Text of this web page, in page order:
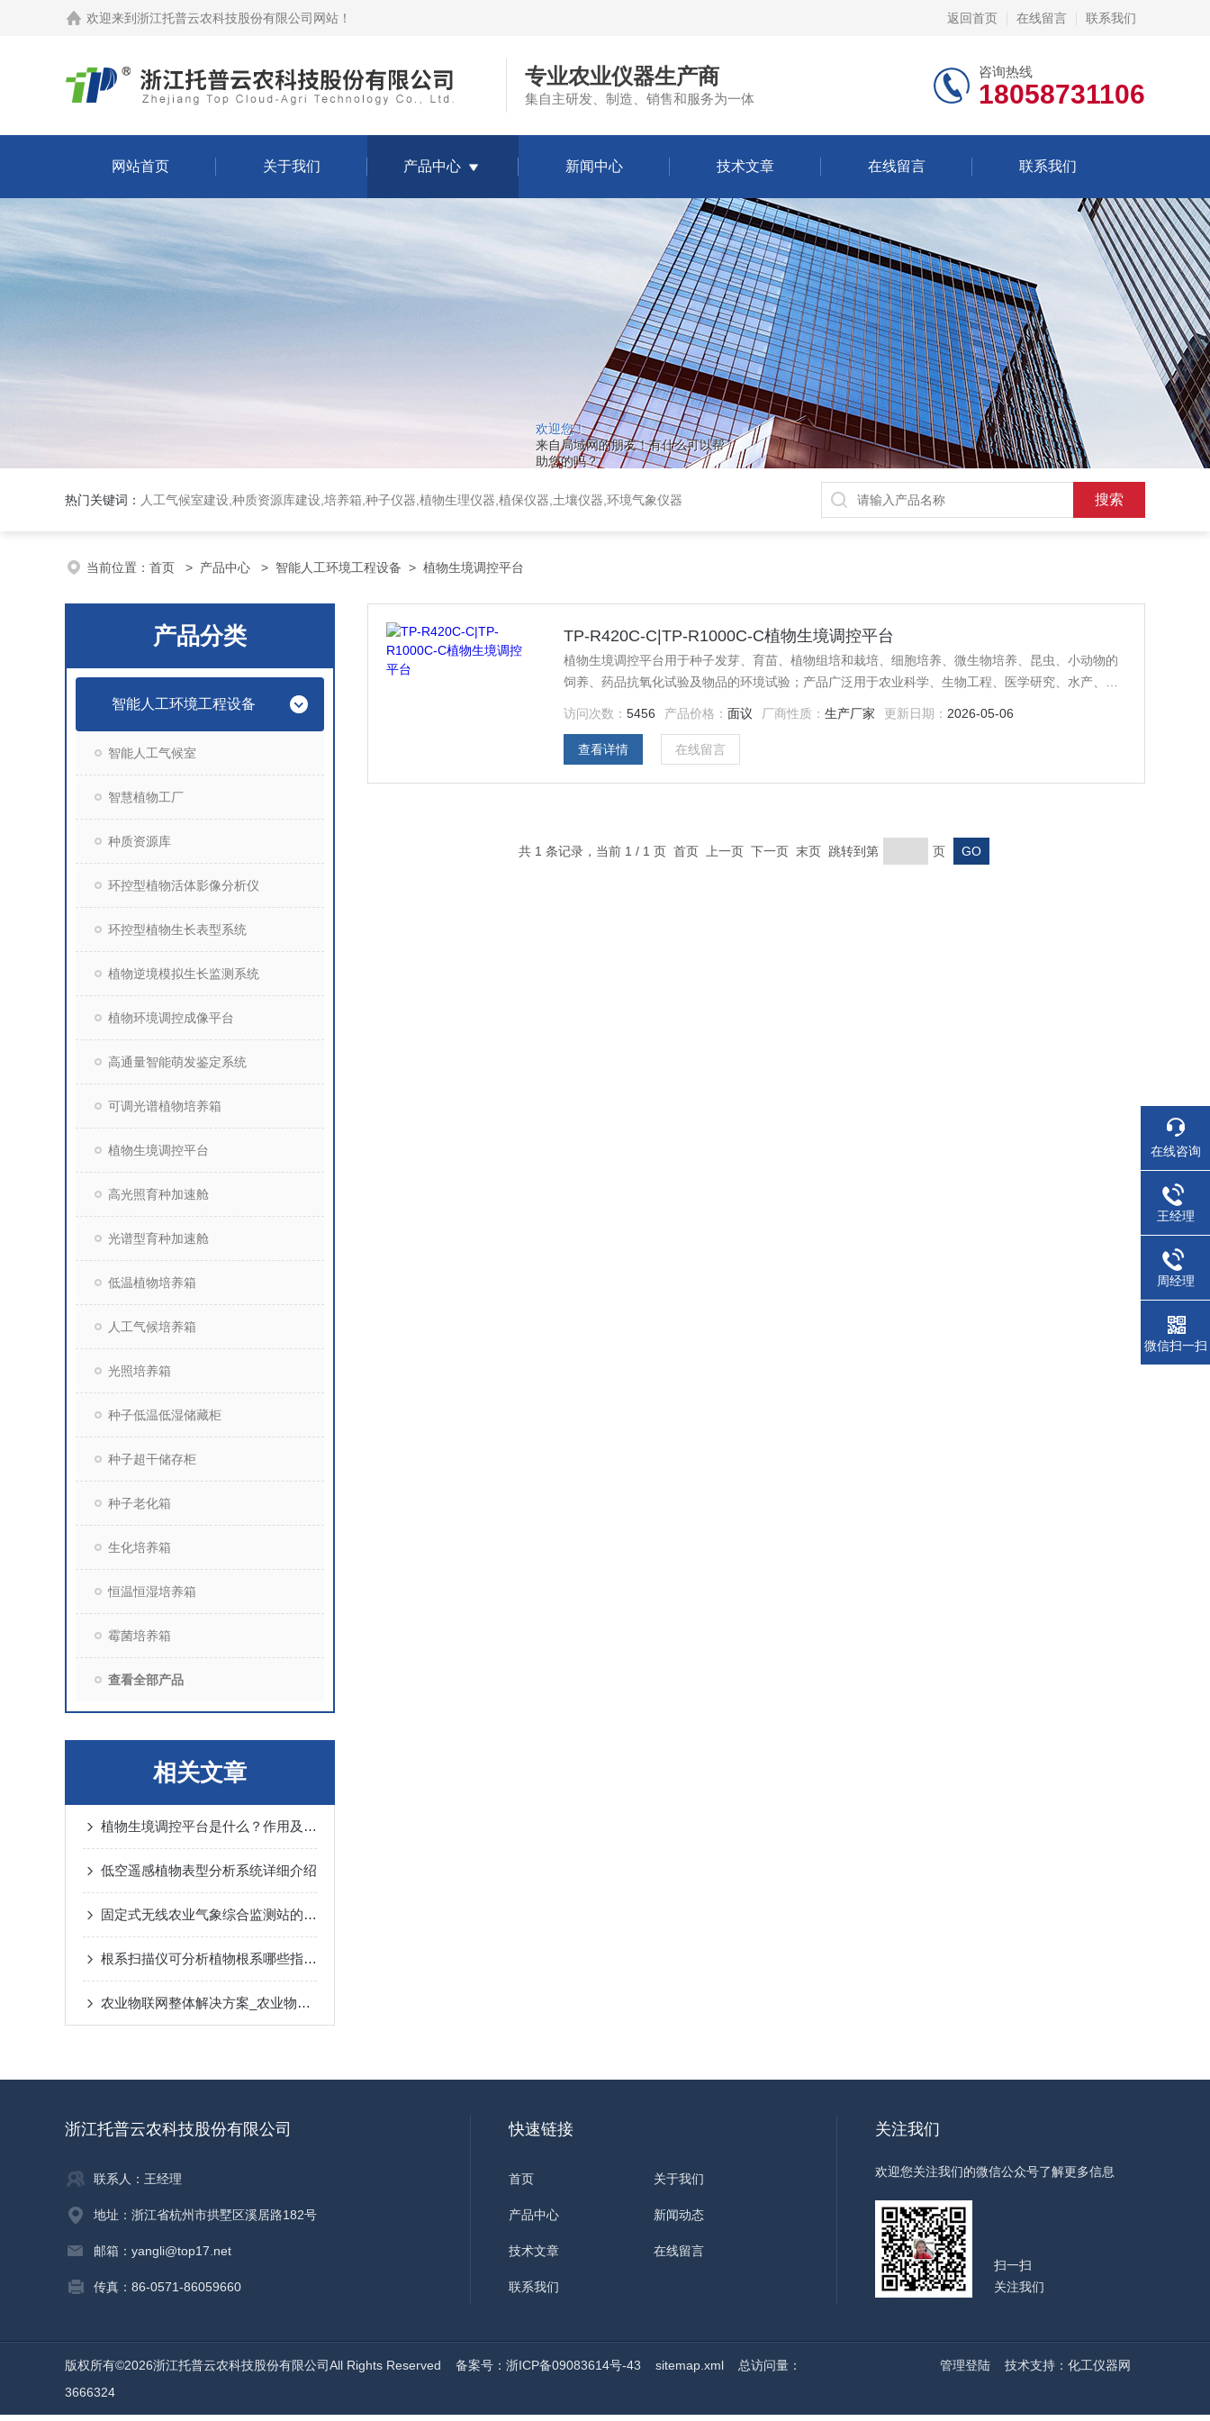
欢迎您！
来自局域网的朋友！有什么可以帮
助您的吗？
欢迎来到 浙江托普云农科技股份有限公司网站 ！ 返回首页 在线留言 联系我们
专业农业仪器生产商
集自主研发、制造、销售和服务为一体
咨询热线
18058731106
网站首页 关于我们 产品中心 新闻中心 技术文章 在线留言 联系我们
热门关键词： 人工气候室建设,种质资源库建设,培养箱,种子仪器,植物生理仪器,植保仪器,土壤仪器,环境气象仪器
当前位置： 首页 > 产品中心 > 智能人工环境工程设备 > 植物生境调控平台
产品分类
智能人工环境工程设备
智能人工气候室
智慧植物工厂
种质资源库
环控型植物活体影像分析仪
环控型植物生长表型系统
植物逆境模拟生长监测系统
植物环境调控成像平台
高通量智能萌发鉴定系统
可调光谱植物培养箱
植物生境调控平台
高光照育种加速舱
光谱型育种加速舱
低温植物培养箱
人工气候培养箱
光照培养箱
种子低温低湿储藏柜
种子超干储存柜
种子老化箱
生化培养箱
恒温恒湿培养箱
霉菌培养箱
查看全部产品
相关文章
植物生境调控平台是什么？作用及功能详解
低空遥感植物表型分析系统详细介绍
固定式无线农业气象综合监测站的六大功能特点
根系扫描仪可分析植物根系哪些指标？
农业物联网整体解决方案_农业物联网功能分析
TP-R420C-C|TP-R1000C-C植物生境调控平台
植物生境调控平台用于种子发芽、育苗、植物组培和栽培、细胞培养、微生物培养、昆虫、小动物的
饲养、药品抗氧化试验及物品的环境试验；产品广泛用于农业科学、生物工程、医学研究、水产、畜
访问次数：5456 产品价格：面议 厂商性质：生产厂家 更新日期： 2026-05-06
查看详情 在线留言
共 1 条记录，当前 1 / 1 页 首页 上一页 下一页 末页 跳转到第 页
浙江托普云农科技股份有限公司
联系人：王经理
地址：浙江省杭州市拱墅区溪居路182号
邮箱：yangli@top17.net
传真：86-0571-86059660
快速链接
首页 关于我们
产品中心 新闻动态
技术文章 在线留言
联系我们
关注我们
欢迎您关注我们的微信公众号了解更多信息
扫一扫
关注我们
版权所有©2026浙江托普云农科技股份有限公司All Rights Reserved 备案号：浙ICP备09083614号-43 sitemap.xml 总访问量：
3666324
管理登陆 技术支持： 化工仪器网
在线咨询
王经理
周经理
微信扫一扫